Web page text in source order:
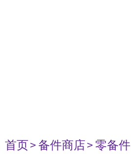
首页> 备件商店> 零备件